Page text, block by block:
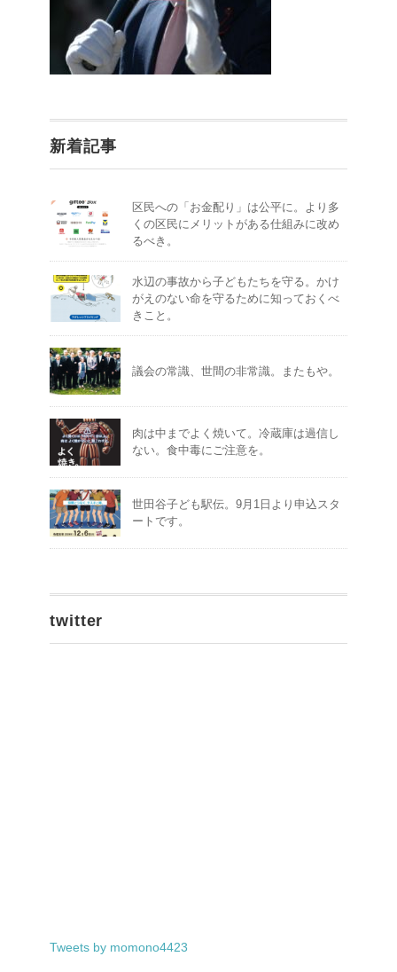
新着記事
区民への「お金配り」は公平に。より多
くの区民にメリットがある仕組みに改め
るべき。
水辺の事故から子どもたちを守る。かけ
がえのない命を守るために知っておくべ
きこと。
議会の常識、世間の非常識。またもや。
肉は中までよく焼いて。冷蔵庫は過信し
ない。食中毒にご注意を。
世田谷子ども駅伝。9月1日より申込スタ
ートです。
twitter
Tweets by momono4423